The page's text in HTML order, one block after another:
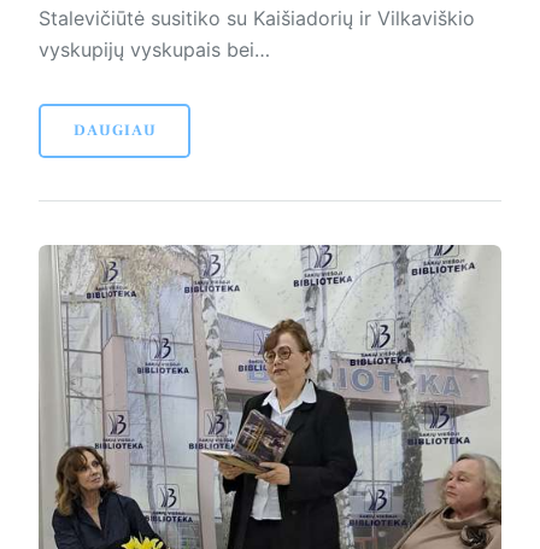
Stalevičiūtė susitiko su Kaišiadorių ir Vilkaviškio
vyskupijų vyskupais bei…
DAUGIAU